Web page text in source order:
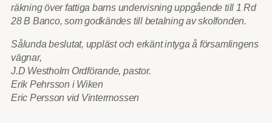
räkning över fattiga barns undervisning uppgående till 1 Rd
28 B Banco, som godkändes till betalning av skolfonden.
Sålunda beslutat, uppläst och erkänt intyga å församlingens
vägnar,
J.D Westholm Ordförande, pastor.
Erik Pehrsson i Wiken
Eric Persson vid Vintermossen